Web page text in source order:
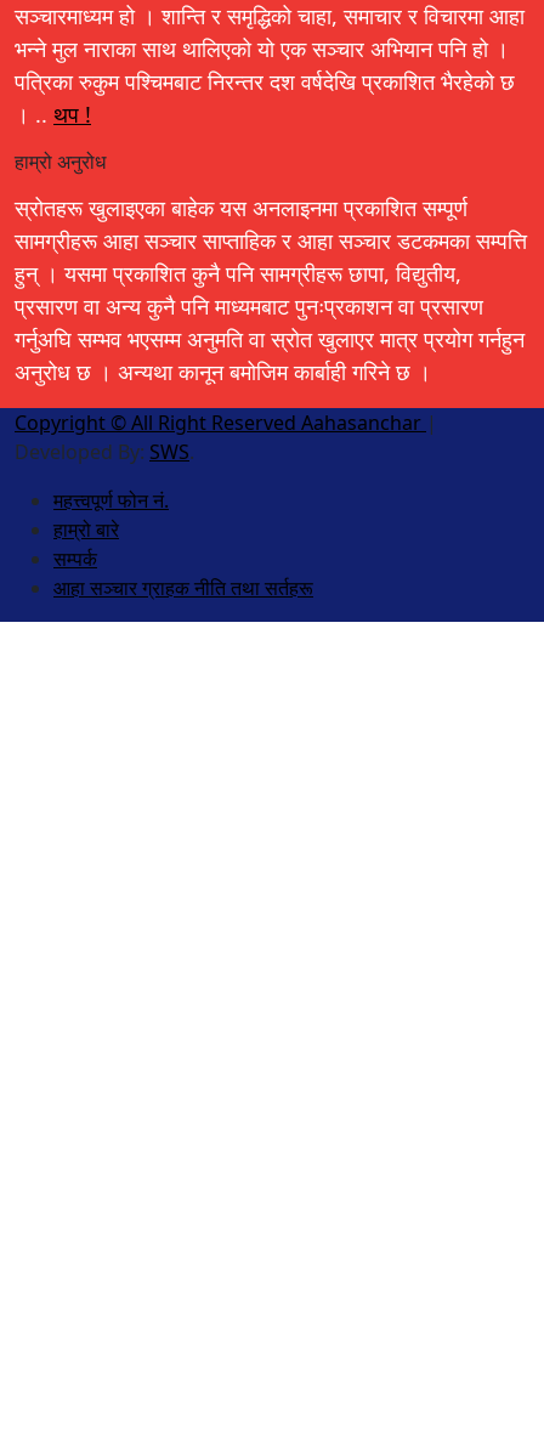
सञ्चारमाध्यम हो । शान्ति र समृद्धिको चाहा, समाचार र विचारमा आहा
भन्ने मुल नाराका साथ थालिएको यो एक सञ्चार अभियान पनि हो ।
पत्रिका रुकुम पश्चिमबाट निरन्तर दश वर्षदेखि प्रकाशित भैरहेको छ
। .. थप !
हाम्रो अनुरोध
स्रोतहरू खुलाइएका बाहेक यस अनलाइनमा प्रकाशित सम्पूर्ण
सामग्रीहरू आहा सञ्चार साप्ताहिक र आहा सञ्चार डटकमका सम्पत्ति
हुन् । यसमा प्रकाशित कुनै पनि सामग्रीहरू छापा, विद्युतीय,
प्रसारण वा अन्य कुनै पनि माध्यमबाट पुनःप्रकाशन वा प्रसारण
गर्नुअघि सम्भव भएसम्म अनुमति वा स्रोत खुलाएर मात्र प्रयोग गर्नहुन
अनुरोध छ । अन्यथा कानून बमोजिम कार्बाही गरिने छ ।
Copyright © All Right Reserved Aahasanchar |
Developed By: SWS.
महत्त्वपूर्ण फोन नं.
हाम्रो बारे
सम्पर्क
आहा सञ्चार ग्राहक नीति तथा सर्तहरू